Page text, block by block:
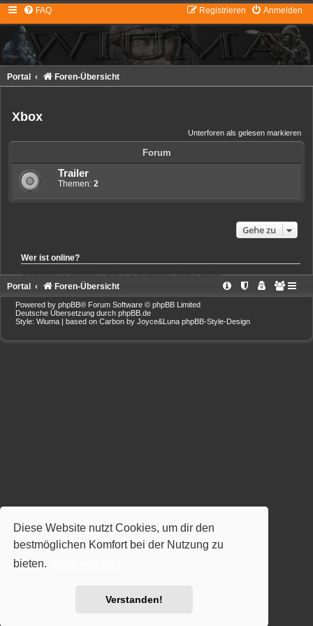
Diese Website nutzt Cookies, um dir den
bestmöglichen Komfort bei der Nutzung zu
bieten.
Verstanden!
FAQ Anmelden
Registrieren
Portal Foren-Übersicht
Xbox
Unterforen als gelesen markieren
Forum
Trailer
Themen: 2
Gehe zu
Wer ist online?
Mitglieder in diesem Forum: 0 Mitglieder und 9 Gäste
Portal
Foren-Übersicht
Powered by phpBB® Forum Software © phpBB Limited
Deutsche Übersetzung durch phpBB.de
Style: Wiuma | based on Carbon by Joyce&Luna phpBB-Style-Design